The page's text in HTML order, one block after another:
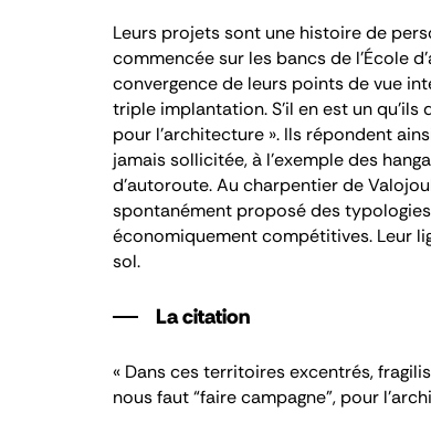
Leurs projets sont une histoire de
commencée sur les bancs de l’École
convergence de leurs points de vue
triple implantation. S’il en est un
pour l’architecture ». Ils répondent
jamais sollicitée, à l’exemple des
d’autoroute. Au charpentier de
spontanément proposé des
économiquement compétitives. Leur
sol.
La citation
« Dans ces territoires excentrés,
nous faut “faire campagne”, pour